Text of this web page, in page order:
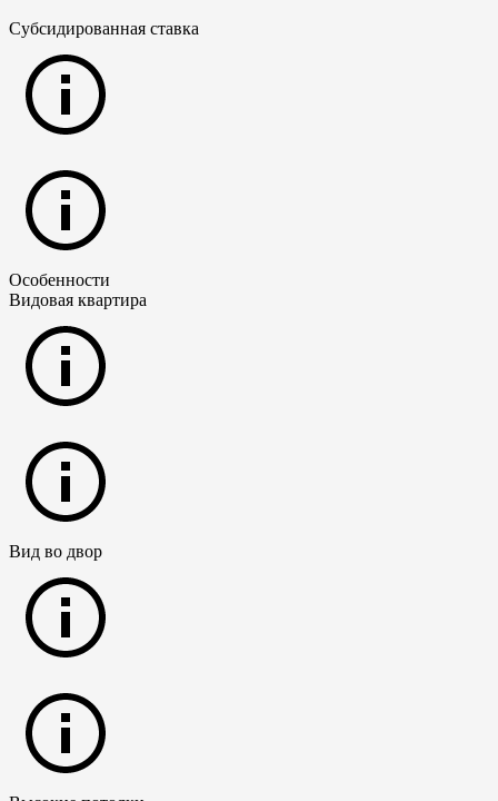
Субсидированная ставка
Особенности
Видовая квартира
Вид во двор